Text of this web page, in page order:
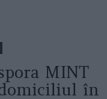
MINT
în